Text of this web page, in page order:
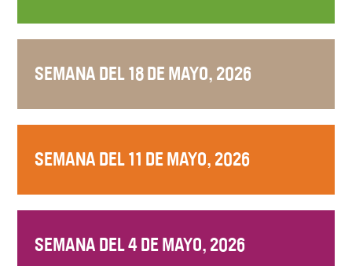
SEMANA DEL 18 DE MAYO, 2026
SEMANA DEL 11 DE MAYO, 2026
SEMANA DEL 4 DE MAYO, 2026